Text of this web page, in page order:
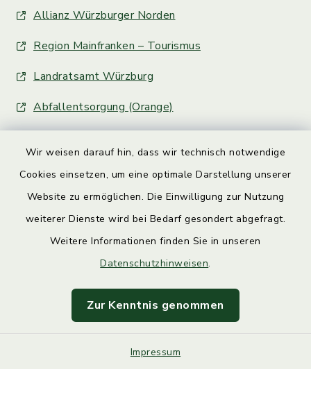
Wir weisen darauf hin, dass wir technisch notwendige
Cookies einsetzen, um eine optimale Darstellung unserer
Website zu ermöglichen. Die Einwilligung zur Nutzung
weiterer Dienste wird bei Bedarf gesondert abgefragt.
Weitere Informationen finden Sie in unseren
Datenschutzhinweisen.
Zur Kenntnis genommen
Impressum
Allianz Würzburger Norden
Region Mainfranken – Tourismus
Landratsamt Würzburg
Abfallentsorgung (Orange)
Barrierefreiheit
Impressum
Sitemap